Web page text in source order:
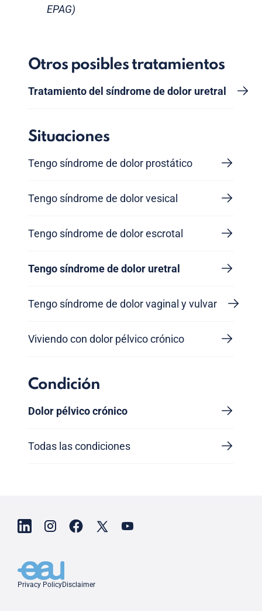
EPAG)
Otros posibles tratamientos
Tratamiento del síndrome de dolor uretral
Situaciones
Tengo síndrome de dolor prostático
Tengo síndrome de dolor vesical
Tengo síndrome de dolor escrotal
Tengo síndrome de dolor uretral
Tengo síndrome de dolor vaginal y vulvar
Viviendo con dolor pélvico crónico
Condición
Dolor pélvico crónico
Todas las condiciones
Privacy PolicyDisclaimer